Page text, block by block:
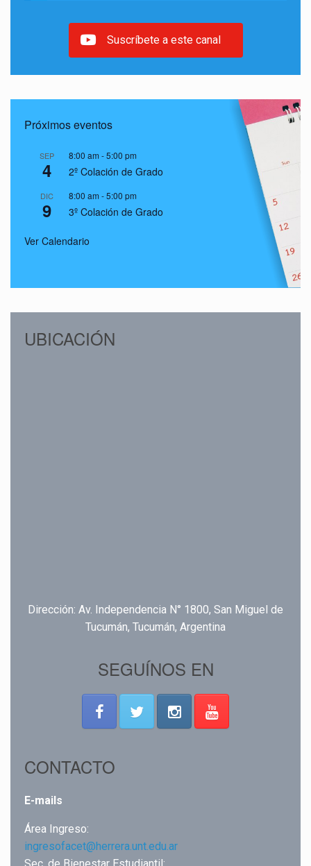
Suscríbete a este canal
Próximos eventos
SEP
4
8:00 am -5:00 pm
2º Colación de Grado
DIC
9
8:00 am -5:00 pm
3º Colación de Grado
Ver Calendario
UBICACIÓN
Dirección: Av. Independencia N° 1800, San Miguel de
Tucumán, Tucumán, Argentina
SEGUÍNOS EN
CONTACTO
E-mails
Área Ingreso:
ingresofacet@herrera.unt.edu.ar